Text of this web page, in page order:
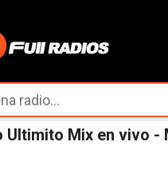
Ultimito Mix en vivo -